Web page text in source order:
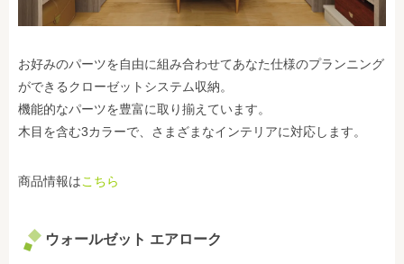
お好みのパーツを自由に組み合わせてあなた仕様のプランニング
ができるクローゼットシステム収納。
機能的なパーツを豊富に取り揃えています。
木目を含む3カラーで、さまざまなインテリアに対応します。
商品情報はこちら
ウォールゼット エアローク